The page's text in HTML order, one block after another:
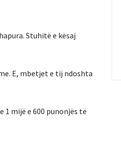
Stuhitë e kësaj
E, mbetjet e tij ndoshta
mijë e 600 punonjës të